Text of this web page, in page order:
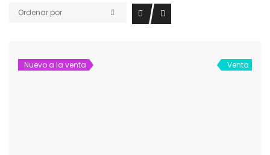
Ordenar por
Nuevo a la venta Venta